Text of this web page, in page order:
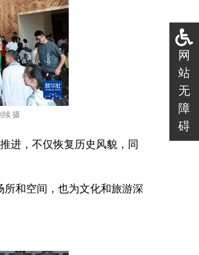
网
站
无
障
碍
续 摄
进，不仅恢复历史风貌，同
和空间，也为文化和旅游深